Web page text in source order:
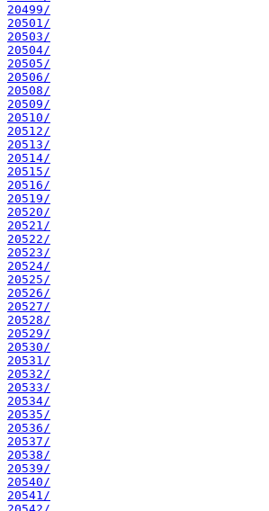
20499/
20501/
20503/
20504/
20505/
20506/
20508/
20509/
20510/
20512/
20513/
20514/
20515/
20516/
20519/
20520/
20521/
20522/
20523/
20524/
20525/
20526/
20527/
20528/
20529/
20530/
20531/
20532/
20533/
20534/
20535/
20536/
20537/
20538/
20539/
20540/
20541/